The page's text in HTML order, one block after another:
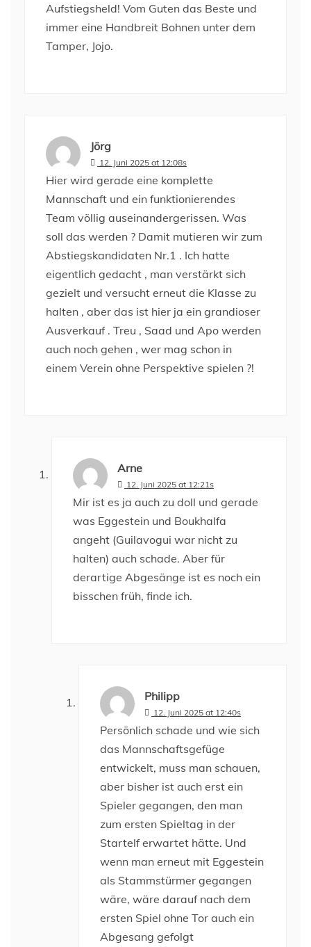
Aufstiegsheld! Vom Guten das Beste und
immer eine Handbreit Bohnen unter dem
Tamper, Jojo.
Jörg
12. Juni 2025 at 12:08s
Hier wird gerade eine komplette
Mannschaft und ein funktionierendes
Team völlig auseinandergerissen. Was
soll das werden ? Damit mutieren wir zum
Abstiegskandidaten Nr.1 . Ich hatte
eigentlich gedacht , man verstärkt sich
gezielt und versucht erneut die Klasse zu
halten , aber das ist hier ja ein grandioser
Ausverkauf . Treu , Saad und Apo werden
auch noch gehen , wer mag schon in
einem Verein ohne Perspektive spielen ?!
Arne
12. Juni 2025 at 12:21s
Mir ist es ja auch zu doll und gerade
was Eggestein und Boukhalfa
angeht (Guilavogui war nicht zu
halten) auch schade. Aber für
derartige Abgesänge ist es noch ein
bisschen früh, finde ich.
Philipp
12. Juni 2025 at 12:40s
Persönlich schade und wie sich
das Mannschaftsgefüge
entwickelt, muss man schauen,
aber bisher ist auch erst ein
Spieler gegangen, den man
zum ersten Spieltag in der
Startelf erwartet hätte. Und
wenn man erneut mit Eggestein
als Stammstürmer gegangen
wäre, wäre darauf nach dem
ersten Spiel ohne Tor auch ein
Abgesang gefolgt